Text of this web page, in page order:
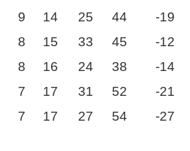
9 14 25 44
-19
8 15 33 45
-12
8 16 24 38
-14
7 17 31 52
-21
7 17 27 54 -27